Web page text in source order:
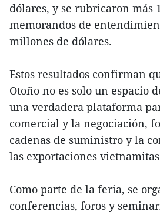
dólares, y se rubricaron más
memorandos de
millones de dólares.
Estos resultados confirman
Otoño no es solo un espacio
una verdadera plataforma
comercial y la negociación,
cadenas de suministro y la
las exportaciones
Como parte de la feria, se
conferencias, foros y